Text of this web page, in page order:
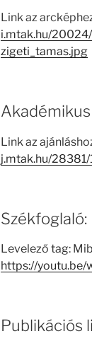
Link az
i.mtak.hu/
zigeti_tamas.jpg
Akadémikus
Link az
j.mtak.hu/
Székfoglaló:
Levelező tag:
https://youtu.be/
Publikációs